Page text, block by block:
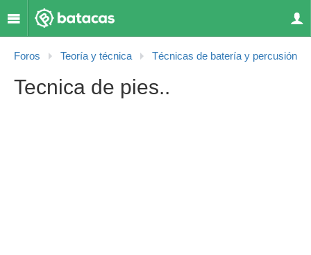
Foros Teoría y técnica Técnicas de batería y percusión
Tecnica de pies..